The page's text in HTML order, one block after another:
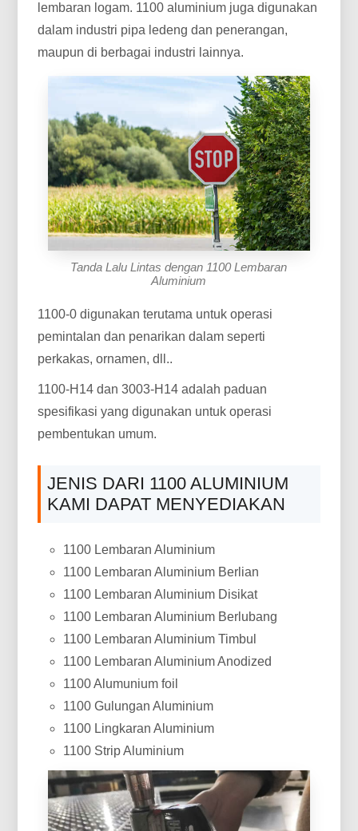
lembaran logam. 1100 aluminium juga digunakan
dalam industri pipa ledeng dan penerangan,
maupun di berbagai industri lainnya.
Tanda Lalu Lintas dengan 1100 Lembaran
Aluminium
1100-0 digunakan terutama untuk operasi
pemintalan dan penarikan dalam seperti
perkakas, ornamen, dll..
1100-H14 dan 3003-H14 adalah paduan
spesifikasi yang digunakan untuk operasi
pembentukan umum.
JENIS DARI 1100 ALUMINIUM
KAMI DAPAT MENYEDIAKAN
1100 Lembaran Aluminium
1100 Lembaran Aluminium Berlian
1100 Lembaran Aluminium Disikat
1100 Lembaran Aluminium Berlubang
1100 Lembaran Aluminium Timbul
1100 Lembaran Aluminium Anodized
1100 Alumunium foil
1100 Gulungan Aluminium
1100 Lingkaran Aluminium
1100 Strip Aluminium